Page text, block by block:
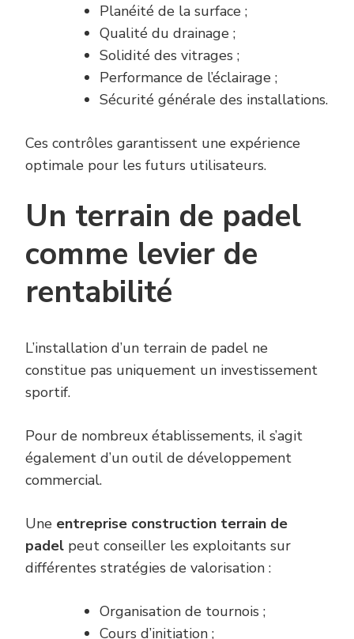
Planéité de la surface ;
Qualité du drainage ;
Solidité des vitrages ;
Performance de l’éclairage ;
Sécurité générale des installations.
Ces contrôles garantissent une expérience
optimale pour les futurs utilisateurs.
Un terrain de padel
comme levier de
rentabilité
L’installation d’un terrain de padel ne
constitue pas uniquement un investissement
sportif.
Pour de nombreux établissements, il s’agit
également d’un outil de développement
commercial.
Une entreprise construction terrain de
padel peut conseiller les exploitants sur
différentes stratégies de valorisation :
Organisation de tournois ;
Cours d’initiation ;